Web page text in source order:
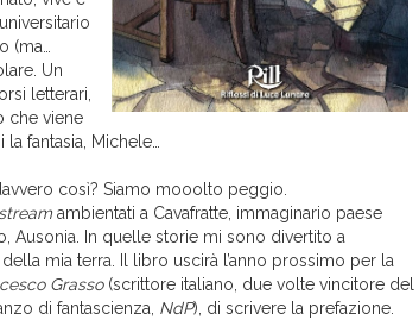
(ma…
Un
letterari,
che viene
fantasia, Michele…
così? Siamo mooolto peggio.
ambientati a Cavafratte, immaginario paese
Ausonia. In quelle storie mi sono divertito a
mia terra. Il libro uscirà l’anno prossimo per la
Grasso(scrittore italiano, due volte vincitore del
di fantascienza, NdP), di scrivere la prefazione.